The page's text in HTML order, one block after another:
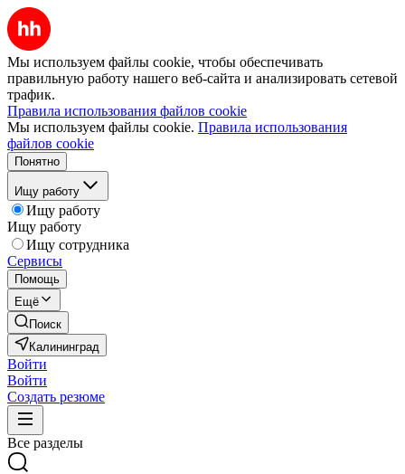
Мы используем файлы cookie, чтобы обеспечивать
правильную работу нашего веб-сайта и анализировать сетевой
трафик.
Правила использования файлов cookie
Мы используем файлы cookie. Правила использования
файлов cookie
Понятно
Ищу работу
Ищу работу
Ищу работу
Ищу сотрудника
Сервисы
Помощь
Ещё
Поиск
Калининград
Войти
Войти
Создать резюме
Все разделы